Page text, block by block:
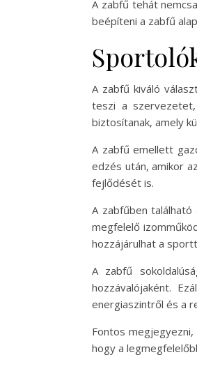
A zabfű tehát
beépíteni a zabfű
A zabfű kiváló
teszi a
biztosítanak, amely
A zabfű emellett
edzés után, amikor
fejlődését is.
A zabfűben
megfelelő
hozzájárulhat a
A zabfű
hozzávalójaként.
energiaszintről és a
Fontos
hogy a